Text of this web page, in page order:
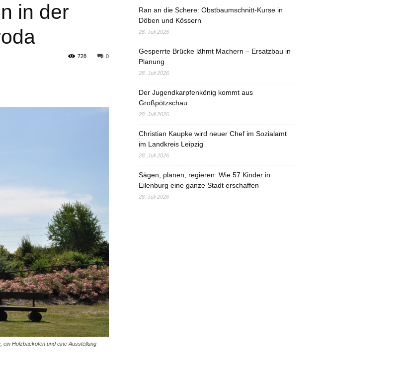
in der
0
728
Holzbackofen und eine Ausstellung
Ran an die Schere: Obstbaumschnitt-Kurse in
Döben und Kössern
28. Juli 2026
Gesperrte Brücke lähmt Machern – Ersatzbau in
Planung
28. Juli 2026
Der Jugendkarpfenkönig kommt aus
Großpötzschau
28. Juli 2026
Christian Kaupke wird neuer Chef im Sozialamt
im Landkreis Leipzig
28. Juli 2026
Sägen, planen, regieren: Wie 57 Kinder in
Eilenburg eine ganze Stadt erschaffen
28. Juli 2026